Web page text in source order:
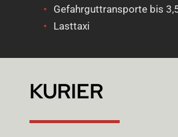
Gefahrguttransporte bis
Lasttaxi
KURIER